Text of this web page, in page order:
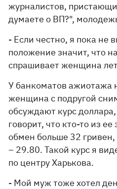
журналистов,
думаете о ВП?",
- Если честно, я пока не
положение значит, что
спрашивает женщина
У банкоматов ажиотажа
женщина с подругой
обсуждают курс
говорит, что кто-то из
обмен больше 32
– 29.80. Такой курс я
по центру Харькова.
- Мой муж тоже хотел